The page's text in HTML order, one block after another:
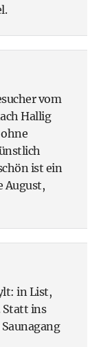
vom
Hallig
ist ein
August,
in List,
Statt ins